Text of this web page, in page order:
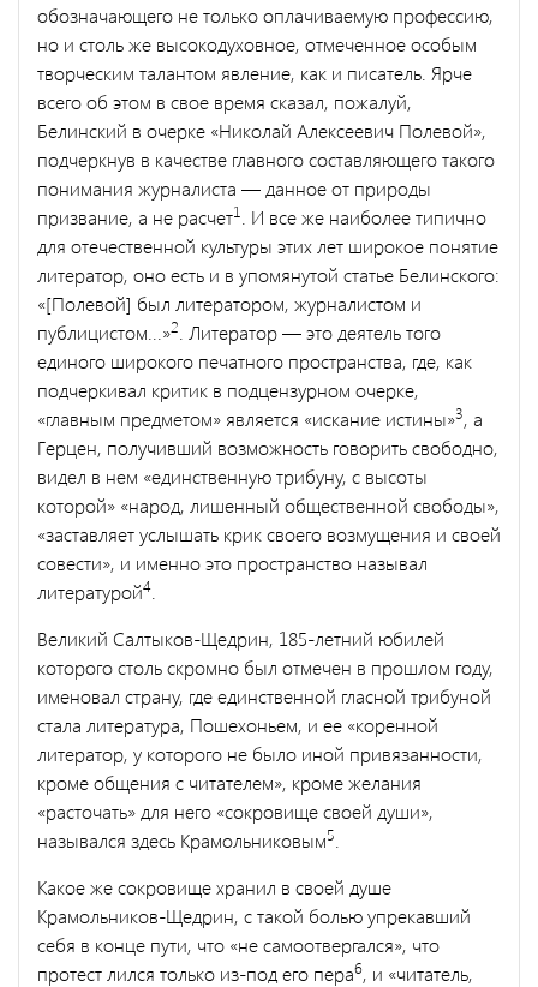
обозначающего не только оплачи­ваемую профессию,
но и столь же высокодуховное, отмеченное особым
творческим талантом явление, как и писатель. Ярче
всего об этом в свое время сказал, пожалуй,
Белинский в очерке «Нико­лай Алексеевич Полевой»,
подчеркнув в качестве главного состав­ляющего такого
понимания журналиста — данное от природы
призвание, а не расчет1
. И все же наиболее типично
для отече­ственной культуры этих лет широкое понятие
литератор, оно есть и в упомянутой статье Белинского:
«[Полевой] был литератором, журналистом и
публицистом...»2 . Литератор — это деятель того
единого широкого печатного пространства, где, как
подчеркивал критик в подцензурном очерке,
«главным предметом» является «искание истины»3, а
Герцен, получивший возможность говорить свободно,
видел в нем «единственную трибуну, с высоты
которой» «народ, лишенный общественной свободы»,
«заставляет услышать крик своего возмущения и своей
совести», и именно это пространство называл
литературой4
Великий Салтыков-Щедрин, 185-летний юбилей
которого столь скромно был отмечен в прошлом году,
именовал страну, где единственной гласной трибуной
стала литература, Пошехоньем, и ее «коренной
литератор, у которого не было иной привязанности,
кроме общения с читателем», кроме желания
«расточать» для него «сокровище своей души»,
назывался здесь Крамольниковым5
Какое же сокровище хранил в своей душе
Крамольников-Щедрин, с такой болью упрекавший
себя в конце пути, что «не самоотвергался», что
протест лился только из-под его пера6, и «читатель,